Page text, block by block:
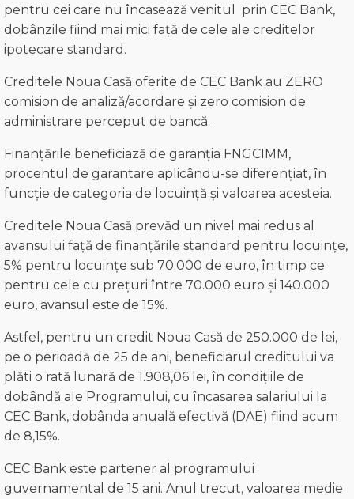
pentru cei care nu încasează venitul prin CEC Bank,
dobânzile fiind mai mici față de cele ale creditelor
ipotecare standard.
Creditele Noua Casă oferite de CEC Bank au ZERO
comision de analiză/acordare și zero comision de
administrare perceput de bancă.
Finanțările beneficiază de garanția FNGCIMM,
procentul de garantare aplicându-se diferențiat, în
funcție de categoria de locuință și valoarea acesteia.
Creditele Noua Casă prevăd un nivel mai redus al
avansului față de finanțările standard pentru locuințe,
5% pentru locuințe sub 70.000 de euro, în timp ce
pentru cele cu prețuri între 70.000 euro și 140.000
euro, avansul este de 15%.
Astfel, pentru un credit Noua Casă de 250.000 de lei,
pe o perioadă de 25 de ani, beneficiarul creditului va
plăti o rată lunară de 1.908,06 lei, în condițiile de
dobândă ale Programului, cu încasarea salariului la
CEC Bank, dobânda anuală efectivă (DAE) fiind acum
de 8,15%.
CEC Bank este partener al programului
guvernamental de 15 ani. Anul trecut, valoarea medie